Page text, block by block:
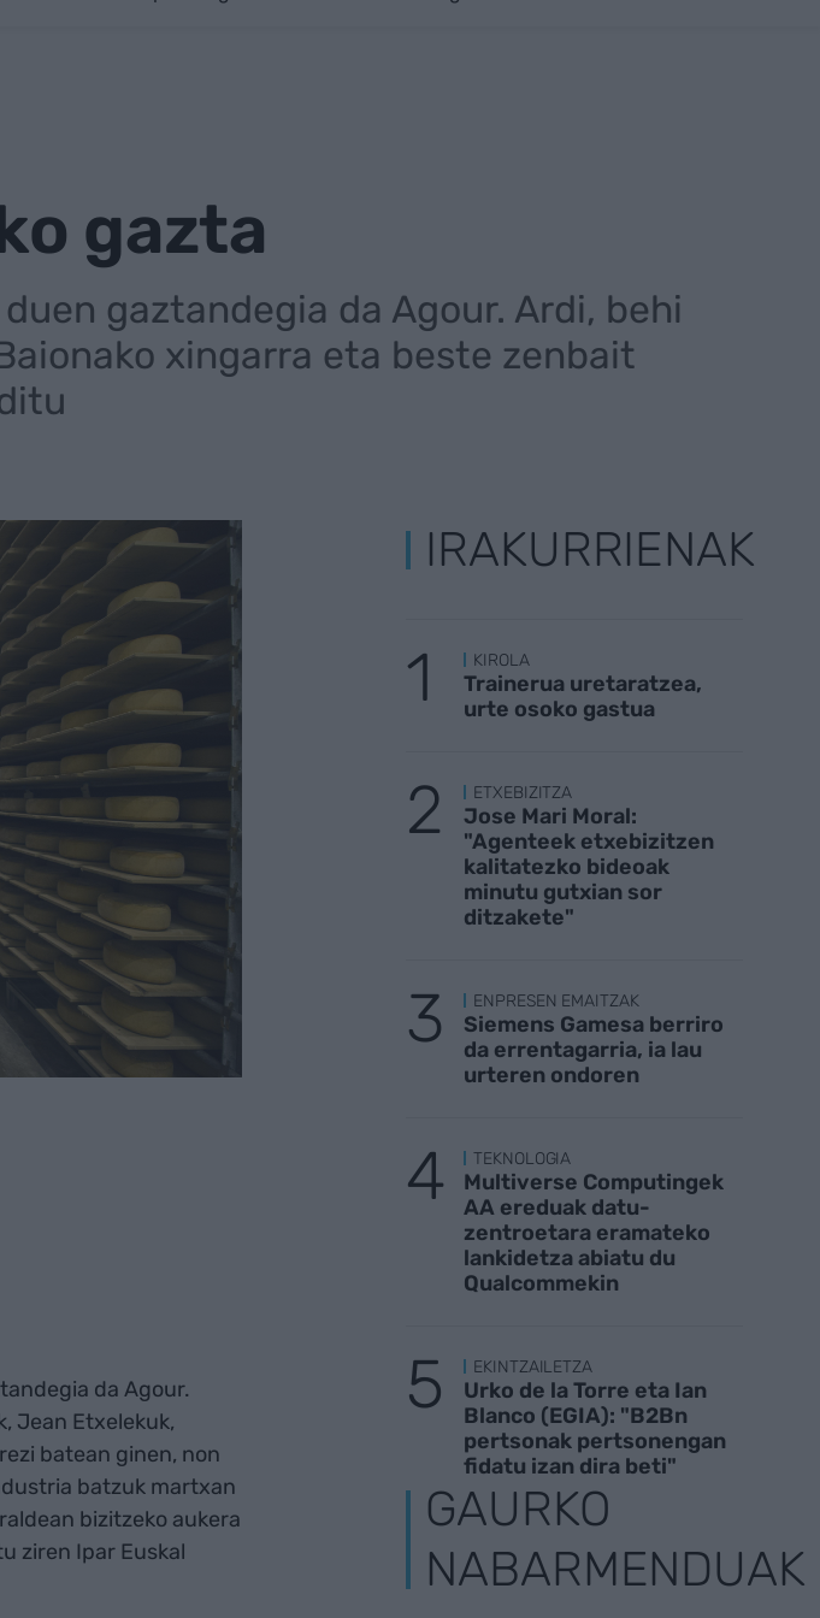
gazta
gaztandegia da Agour. Ardi, behi
xingarra eta beste zenbait
da Agour.
Jean Etxelekuk,
batean ginen, non
batzuk martxan
bizitzeko aukera
ziren Ipar Euskal
IRAKURRIENAK
KIROLA
Trainerua uretaratzea,
urte osoko gastua
ETXEBIZITZA
Jose Mari Moral:
"Agenteek etxebizitzen
kalitatezko bideoak
minutu gutxian sor
ditzakete"
ENPRESEN EMAITZAK
Siemens Gamesa berriro
da errentagarria, ia lau
urteren ondoren
TEKNOLOGIA
Multiverse Computingek
AA ereduak datu-
zentroetara eramateko
lankidetza abiatu du
Qualcommekin
EKINTZAILETZA
Urko de la Torre eta Ian
Blanco (EGIA): "B2Bn
pertsonak pertsonengan
fidatu izan dira beti"
GAURKO
NABARMENDUAK